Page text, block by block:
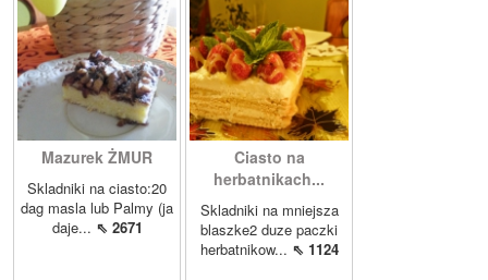
Mazurek ŻMUR
Skladniki na ciasto:20
dag masla lub Palmy (ja
daje... ⇖ 2671
Ciasto na
herbatnikach...
Skladniki na mniejsza
blaszke2 duze paczki
herbatnikow... ⇖ 1124